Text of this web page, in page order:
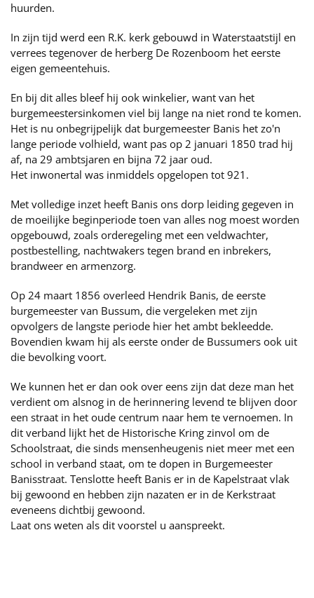
huurden.
In zijn tijd werd een R.K. kerk gebouwd in Waterstaatstijl en
verrees tegenover de herberg De Rozenboom het eerste
eigen gemeentehuis.
En bij dit alles bleef hij ook winkelier, want van het
burgemeestersinkomen viel bij lange na niet rond te komen.
Het is nu onbegrijpelijk dat burgemeester Banis het zo'n
lange periode volhield, want pas op 2 januari 1850 trad hij
af, na 29 ambtsjaren en bijna 72 jaar oud.
Het inwonertal was inmiddels opgelopen tot 921.
Met volledige inzet heeft Banis ons dorp leiding gegeven in
de moeilijke beginperiode toen van alles nog moest worden
opgebouwd, zoals orderegeling met een veldwachter,
postbestelling, nachtwakers tegen brand en inbrekers,
brandweer en armenzorg.
Op 24 maart 1856 overleed Hendrik Banis, de eerste
burgemeester van Bussum, die vergeleken met zijn
opvolgers de langste periode hier het ambt bekleedde.
Bovendien kwam hij als eerste onder de Bussumers ook uit
die bevolking voort.
We kunnen het er dan ook over eens zijn dat deze man het
verdient om alsnog in de herinnering levend te blijven door
een straat in het oude centrum naar hem te vernoemen. In
dit verband lijkt het de Historische Kring zinvol om de
Schoolstraat, die sinds mensenheugenis niet meer met een
school in verband staat, om te dopen in Burgemeester
Banisstraat. Tenslotte heeft Banis er in de Kapelstraat vlak
bij gewoond en hebben zijn nazaten er in de Kerkstraat
eveneens dichtbij gewoond.
Laat ons weten als dit voorstel u aanspreekt.